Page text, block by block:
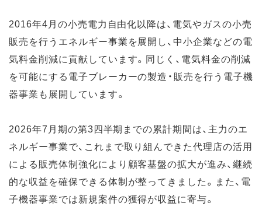
2016年4月の小売電力自由化以降は、電気やガスの小売
販売を行うエネルギー事業を展開し、中小企業などの電
気料金削減に貢献しています。同じく、電気料金の削減
を可能にする電子ブレーカーの製造・販売を行う電子機
器事業も展開しています。
2026年7月期の第3四半期までの累計期間は、主力のエ
ネルギー事業で、これまで取り組んできた代理店の活用
による販売体制強化により顧客基盤の拡大が進み、継続
的な収益を確保できる体制が整ってきました。また、電
子機器事業では新規案件の獲得が収益に寄与。